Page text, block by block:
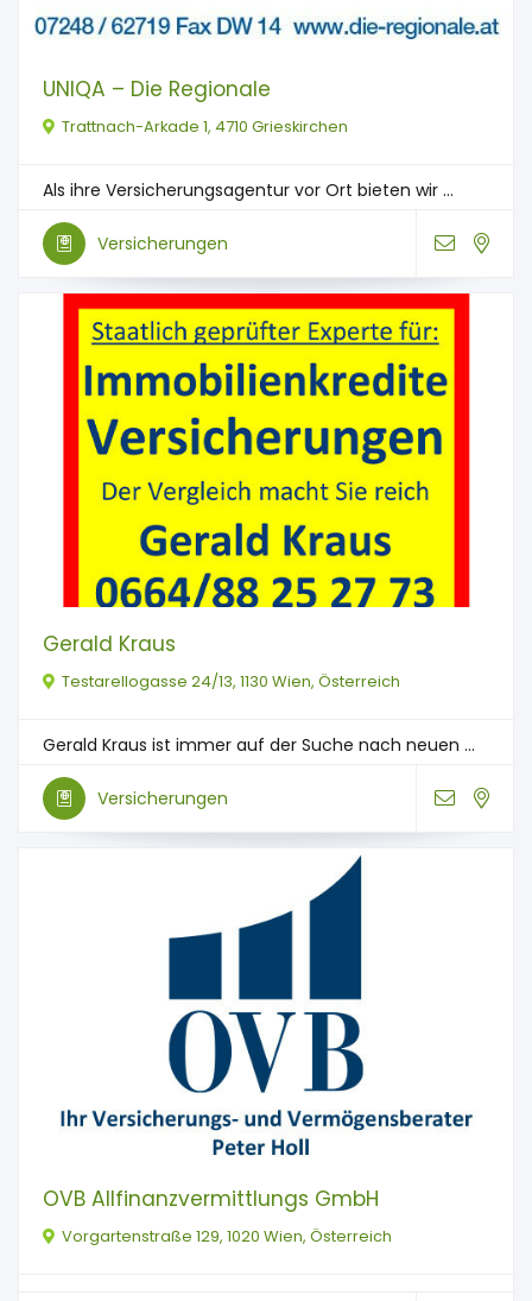
UNIQA – Die Regionale
Trattnach-Arkade 1, 4710 Grieskirchen
Als ihre Versicherungsagentur vor Ort bieten wir ...
Versicherungen
Gerald Kraus
Testarellogasse 24/13, 1130 Wien, Österreich
Gerald Kraus ist immer auf der Suche nach neuen ...
Versicherungen
OVB Allfinanzvermittlungs GmbH
Vorgartenstraße 129, 1020 Wien, Österreich